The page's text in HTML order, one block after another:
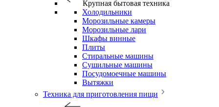
Крупная бытовая техника
Холодильники
Морозильные камеры
Морозильные лари
Шкафы винные
Плиты
Стиральные машины
Сушильные машины
Посудомоечные машины
Вытяжки
Техника для приготовления пищи